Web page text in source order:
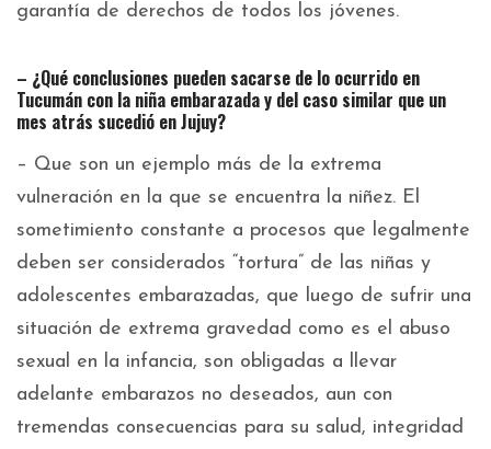
garantía de derechos de todos los jóvenes.
– ¿Qué conclusiones pueden sacarse de lo ocurrido en
Tucumán con la niña embarazada y del caso similar que un
mes atrás sucedió en Jujuy?
– Que son un ejemplo más de la extrema
vulneración en la que se encuentra la niñez. El
sometimiento constante a procesos que legalmente
deben ser considerados “tortura” de las niñas y
adolescentes embarazadas, que luego de sufrir una
situación de extrema gravedad como es el abuso
sexual en la infancia, son obligadas a llevar
adelante embarazos no deseados, aun con
tremendas consecuencias para su salud, integridad